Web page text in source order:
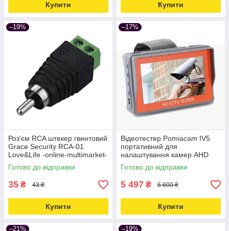
Купити Купити
–19%
Роз'єм RCA штекер гвинтовий
Grace Security RCA-01
Love&Life -online-multimarket-
Готово до відправки
35 ₴ 43 ₴
Купити
–17%
Відеотестер Pomiacam IV5
портативний для
налаштування камер AHD
TVI CVI CVBS до 8 Мп
Love&Life -online-multimarket-
Готово до відправки
5 497 ₴ 6 600 ₴
Купити
–21% –19%